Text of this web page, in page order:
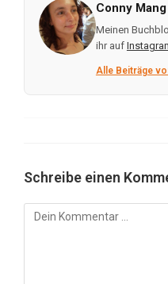
Conny Mang
Meinen
ihr auf
Alle Beiträge
Schreibe einen
Kommentar